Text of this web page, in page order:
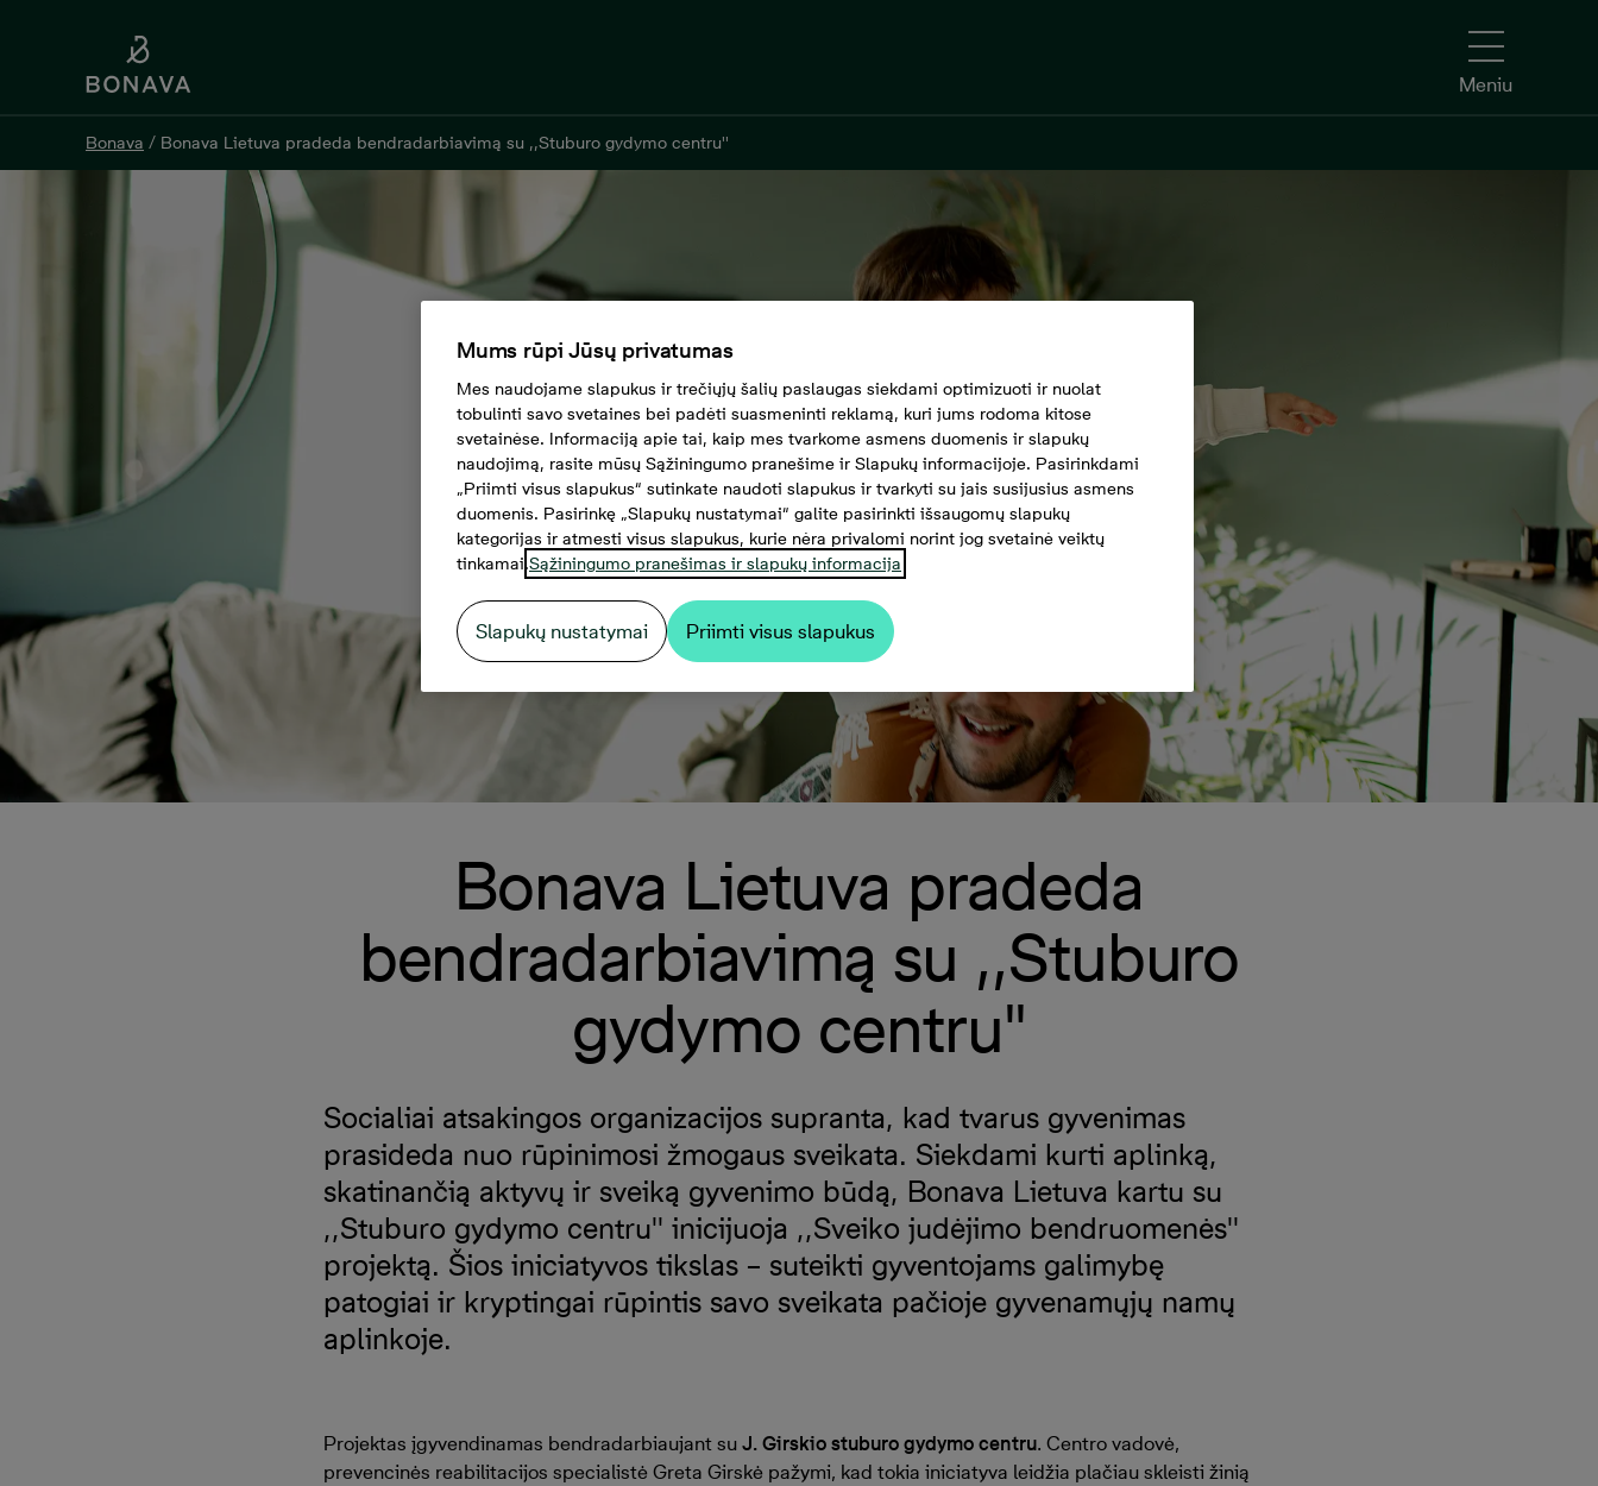
Meniu
Bonava / Bonava Lietuva pradeda bendradarbiavimą su ,,Stuburo gydymo centru''
Bonava Lietuva pradeda
bendradarbiavimą su ,,Stuburo
gydymo centru''
Socialiai atsakingos organizacijos supranta, kad tvarus gyvenimas
prasideda nuo rūpinimosi žmogaus sveikata. Siekdami kurti aplinką,
skatinančią aktyvų ir sveiką gyvenimo būdą, Bonava Lietuva kartu su
,,Stuburo gydymo centru'' inicijuoja ,,Sveiko judėjimo bendruomenės''
projektą. Šios iniciatyvos tikslas – suteikti gyventojams galimybę
patogiai ir kryptingai rūpintis savo sveikata pačioje gyvenamųjų namų
aplinkoje.
Projektas įgyvendinamas bendradarbiaujant su J. Girskio stuburo gydymo centru. Centro vadovė,
prevencinės reabilitacijos specialistė Greta Girskė pažymi, kad tokia iniciatyva leidžia plačiau skleisti žinią
Mums rūpi Jūsų privatumas
Mes naudojame slapukus ir trečiųjų šalių paslaugas siekdami optimizuoti ir nuolat
tobulinti savo svetaines bei padėti suasmeninti reklamą, kuri jums rodoma kitose
svetainėse. Informaciją apie tai, kaip mes tvarkome asmens duomenis ir slapukų
naudojimą, rasite mūsų Sąžiningumo pranešime ir Slapukų informacijoje. Pasirinkdami
„Priimti visus slapukus“ sutinkate naudoti slapukus ir tvarkyti su jais susijusius asmens
duomenis. Pasirinkę „Slapukų nustatymai“ galite pasirinkti išsaugomų slapukų
kategorijas ir atmesti visus slapukus, kurie nėra privalomi norint jog svetainė veiktų
tinkamai.Sąžiningumo pranešimas ir slapukų informacija
Slapukų nustatymai Priimti visus slapukus